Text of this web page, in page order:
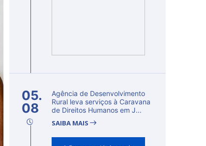
05.
08
Agência de Desenvolvimento
Rural leva serviços à Caravana
de Direitos Humanos em J...
SAIBA MAIS